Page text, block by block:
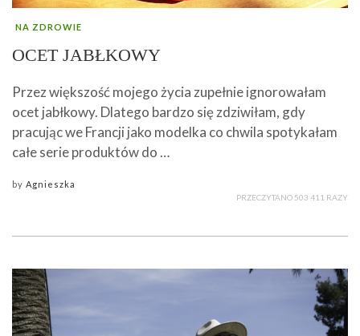
NA ZDROWIE
OCET JABŁKOWY
Przez większość mojego życia zupełnie ignorowałam
ocet jabłkowy. Dlatego bardzo się zdziwiłam, gdy
pracując we Francji jako modelka co chwila spotykałam
całe serie produktów do …
by Agnieszka
PRZECZYTANO 503 411 RAZY